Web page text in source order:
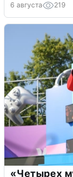
6 августа 219
«Четырех